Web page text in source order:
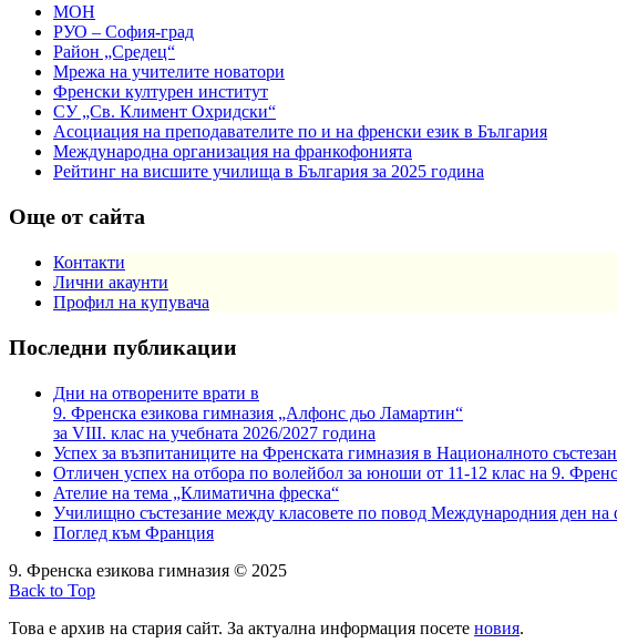
МОН
РУО – София-град
Район „Средец“
Мрежа на учителите новатори
Френски културен институт
СУ „Св. Климент Охридски“
Асоциация на преподавателите по и на френски език в България
Международна организация на франкофонията
Рейтинг на висшите училища в България за 2025 година
Още от сайта
Контакти
Лични акаунти
Профил на купувача
Последни публикации
Дни на отворените врати в
9. Френска езикова гимназия „Алфонс дьо Ламартин“
за VIII. клас на учебната 2026/2027 година
Успех за възпитаниците на Френската гимназия в Националното
Отличен успех на отбора по волейбол за юноши от 11-12 клас на 9.
Ателие на тема „Климатична фреска“
Училищно състезание между класовете по повод Международния ден на
Поглед към Франция
9. Френска езикова гимназия © 2025
Back to Top
Това е архив на стария сайт. За актуална информация посете новия.